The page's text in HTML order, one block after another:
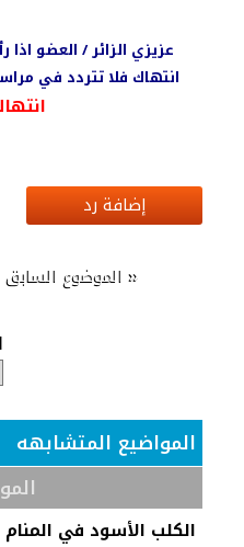
عزيزي الزائر / العضو
انتهاك فلا تتردد في
إضافة رد
« الموضوع السابق
المواضيع المتشابهه
الكلب الأسود في المنام